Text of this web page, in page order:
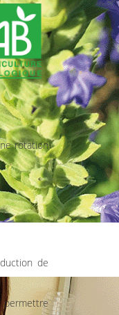
rotation
de
permettre